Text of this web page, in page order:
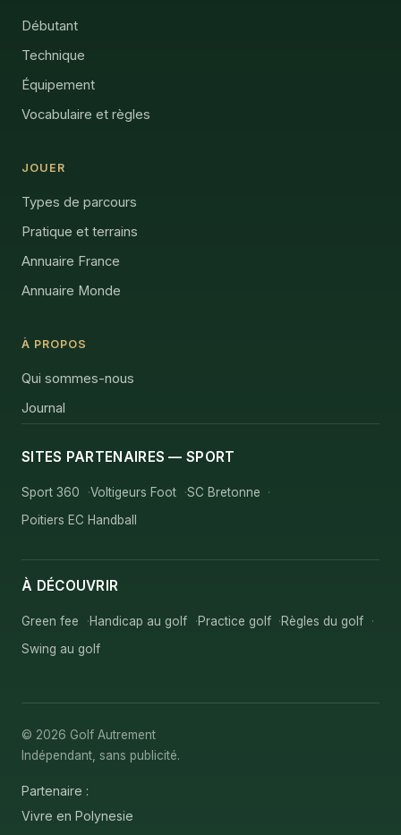
Débutant
Technique
Équipement
Vocabulaire et règles
JOUER
Types de parcours
Pratique et terrains
Annuaire France
Annuaire Monde
À PROPOS
Qui sommes-nous
Journal
SITES PARTENAIRES — SPORT
Sport 360 Voltigeurs Foot
SC Bretonne
Poitiers EC Handball
À DÉCOUVRIR
Green fee Handicap au golf Practice golf
Règles du golf
Swing au golf
© 2026 Golf Autrement
Indépendant, sans publicité.
Partenaire :
Vivre en Polynesie